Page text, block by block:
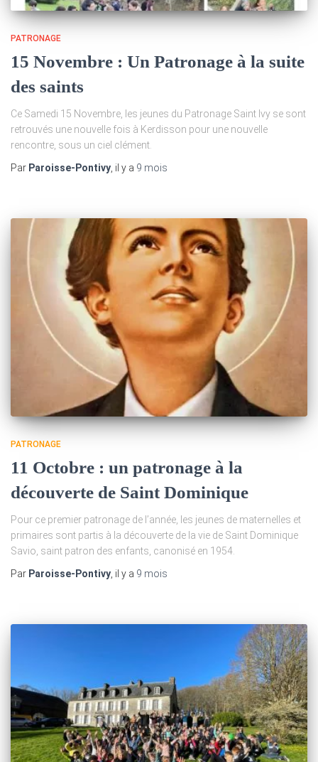
PATRONAGE
15 Novembre : Un Patronage à la suite
des saints
Ce Samedi 15 Novembre, les jeunes du Patronage Saint Ivy se sont
retrouvés une nouvelle fois à Kerdisson pour une nouvelle
rencontre, sous un ciel clément.
Par Paroisse-Pontivy , il y a 9 mois
PATRONAGE
11 Octobre : un patronage à la
découverte de Saint Dominique
Pour ce premier patronage de l’année, les jeunes de maternelles et
primaires sont partis à la découverte de la vie de Saint Dominique
Savio, saint patron des enfants, canonisé en 1954.
Par Paroisse-Pontivy , il y a 9 mois